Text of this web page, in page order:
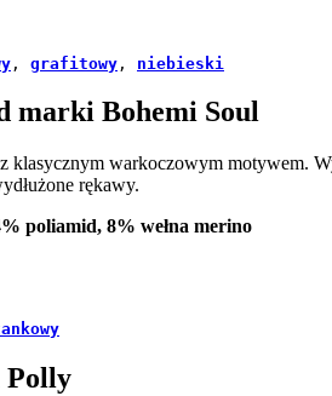
, grafitowy , niebieski
marki Bohemi Soul
klasycznym warkoczowym motywem.
rękawy.
poliamid, 8% wełna merino
Polly